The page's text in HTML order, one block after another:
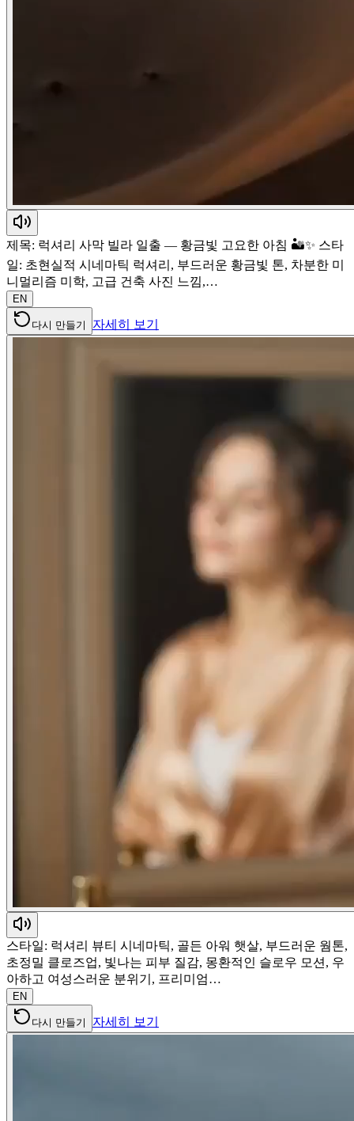
제목: 럭셔리 사막 빌라 일출 — 황금빛 고요한 아침 🏜️✨ 스타
일: 초현실적 시네마틱 럭셔리, 부드러운 황금빛 톤, 차분한 미
니멀리즘 미학, 고급 건축 사진 느낌,…
EN
다시 만들기 자세히 보기
스타일: 럭셔리 뷰티 시네마틱, 골든 아워 햇살, 부드러운 웜톤,
초정밀 클로즈업, 빛나는 피부 질감, 몽환적인 슬로우 모션, 우
아하고 여성스러운 분위기, 프리미엄…
EN
다시 만들기 자세히 보기